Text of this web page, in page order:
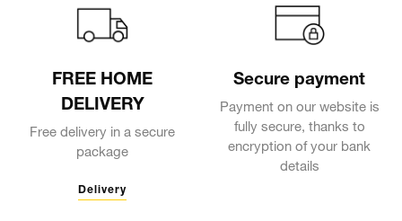
FREE HOME
DELIVERY
Free delivery in a secure
package
Delivery
Secure payment
Payment on our website is
fully secure, thanks to
encryption of your bank
details